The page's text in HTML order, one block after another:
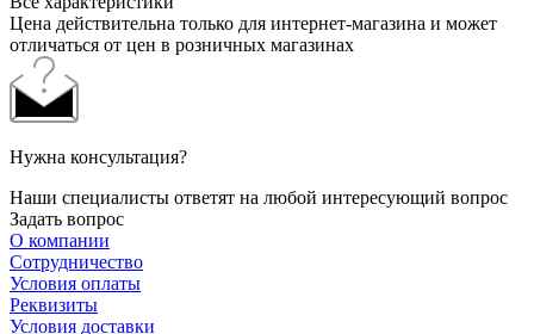
Цена действительна только для интернет-магазина и может
отличаться от цен в розничных магазинах
Нужна консультация?
Наши специалисты ответят на любой интересующий вопрос
Задать вопрос
О компании
Сотрудничество
Условия оплаты
Реквизиты
Условия доставки